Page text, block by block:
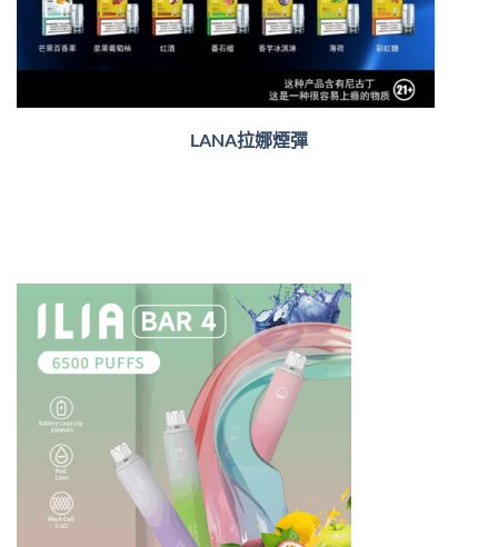
LANA拉娜煙彈